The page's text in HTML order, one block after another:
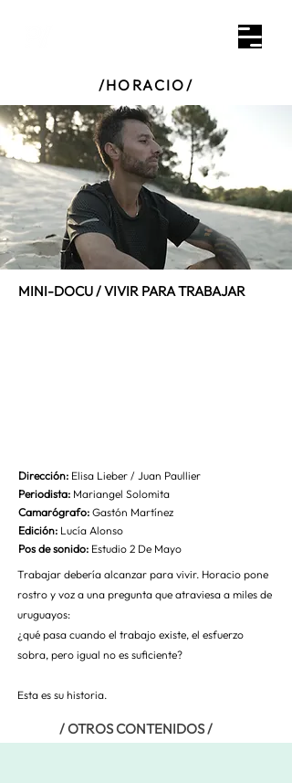
/HORACIO/
MINI-DOCU / VIVIR PARA TRABAJAR
Dirección: Elisa Lieber / Juan Paullier
Periodista: Mariangel Solomita
Camarógrafo: Gastón Martínez
Edición: Lucía Alonso
Pos de sonido: Estudio 2 De Mayo
Trabajar debería alcanzar para vivir. Horacio pone
rostro y voz a una pregunta que atraviesa a miles de
uruguayos:
¿qué pasa cuando el trabajo existe, el esfuerzo
sobra, pero igual no es suficiente?
Esta es su historia.
/ OTROS CONTENIDOS /